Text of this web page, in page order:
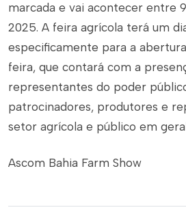
marcada e vai acontecer entre
2025. A feira agrícola terá um
especificamente para a
feira, que contará com a
representantes do poder
patrocinadores, produtores e
setor agrícola e público em
Ascom Bahia Farm Show